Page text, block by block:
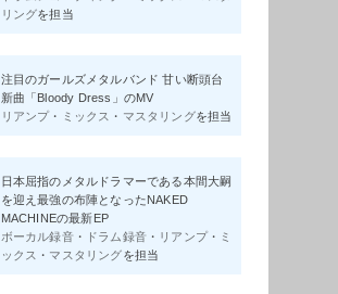
リングを担当
注目のガールズメタルバンド 甘い断頭台
新曲「Bloody Dress」のMV
リアンプ・ ミックス ・ マスタリングを担当
日本屈指のメタルドラマーである本間大嗣
を迎え最強の布陣となったNAKED
MACHINEの最新EP
ボーカル録音・ ドラム録音 ・ リアンプ・ ミ
ックス ・ マスタリングを担当